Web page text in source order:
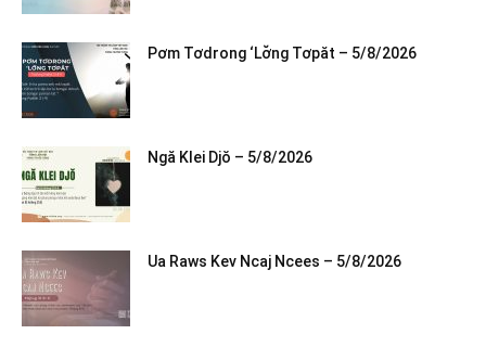
Pơm Tơdrong ‘Lơ̆ng Tơpăt – 5/8/2026
Ngă Klei Djŏ – 5/8/2026
Ua Raws Kev Ncaj Ncees – 5/8/2026